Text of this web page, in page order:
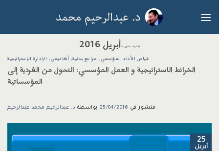
للمحتوى
الأرشيفات الشهرية:أبريل 2016
قياس الأداء المؤسسي، مراجع بحثية، أكاديمي، الإدارة الإستراتيجية
الخرائط الاستراتيجية و العمل المؤسسي: التحول من الفردية إلى
المؤسساتية
منشور في 25/04/2016 بواسطة د. عبدالرحيم محمد عبدالرحيم
25
أبريل